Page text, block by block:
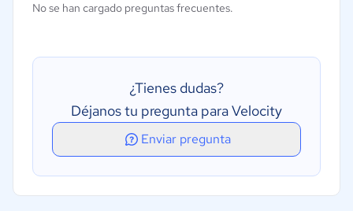
No se han cargado preguntas frecuentes.
¿Tienes dudas?
Déjanos tu pregunta para Velocity
Enviar pregunta